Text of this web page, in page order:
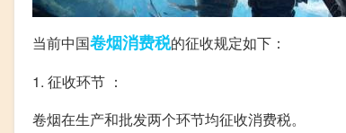
当前中国卷烟消费税的征收规定如下：
1. 征收环节 ：
卷烟在生产和批发两个环节均征收消费税。